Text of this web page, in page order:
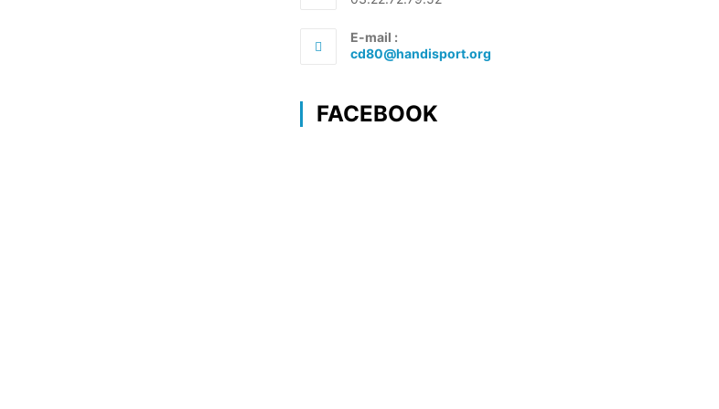
E-mail :
cd80@handisport.org
FACEBOOK